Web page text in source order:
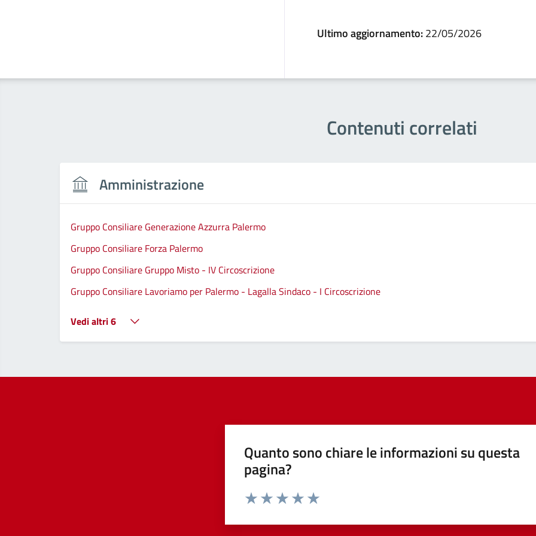
Ultimo aggiornamento:22/05/2026
Contenuti correlati
Amministrazione
Gruppo Consiliare Generazione Azzurra Palermo
Gruppo Consiliare Forza Palermo
Gruppo Consiliare Gruppo Misto - IV Circoscrizione
Gruppo Consiliare Lavoriamo per Palermo - Lagalla Sindaco - I Circoscrizione
Vedi altri 6
Quanto sono chiare le informazioni su questa
pagina?